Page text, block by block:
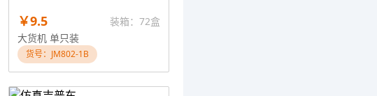
￥9.5
装箱：72盒
大货机 单只装
货号：JM802-1B